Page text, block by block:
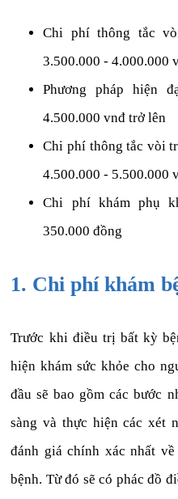
Chi phí thông tắc
3.500.000 - 4.000.000
Phương pháp hiện
4.500.000 vnđ trở lên
Chi phí thông tắc vòi
4.500.000 - 5.500.000
Chi phí khám phụ
350.000 đồng
1. Chi phí khám
Trước khi điều trị bất kỳ
hiện khám sức khỏe cho
đầu sẽ bao gồm các bước
sàng và thực hiện các xét
đánh giá chính xác nhất
bệnh. Từ đó sẽ có phác đồ